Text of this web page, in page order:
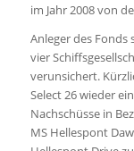
im Jahr 2008 von
Anleger des Fonds
vier
verunsichert.
Select 26 wieder
Nachschüsse in
MS Hellespont